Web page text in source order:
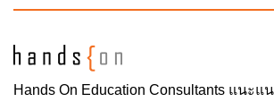
Hands On Education Consultants แนะแ